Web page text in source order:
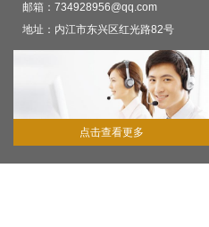
邮箱：734928956@qq.com
地址：内江市东兴区红光路82号
点击查看更多